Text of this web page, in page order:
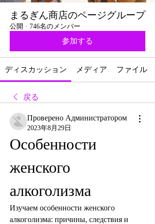
まるぎん商店のページグループ
公開 · 746名のメンバー
参加する
ディスカッション メディア ファイル
戻る
Проверено Администратором
2023年8月29日
Особенности
женского
алкоголизма
Изучаем особенности женского
алкоголизма: причины, следствия и